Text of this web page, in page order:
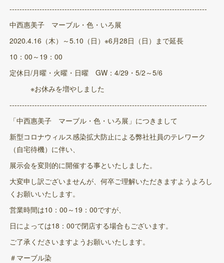
-------------------------------------------------------------------------------
中西惠美子 マーブル・色・いろ展
2020.4.16（木）～5.10（日）※6月28日（日）まで延長
10：00～19：00
定休日/月曜・火曜・日曜 GW：4/29・5/2～5/6
※お休みを増やしました
-------------------------------------------------------------------------------
「中西惠美子 マーブル・色・いろ展」につきまして
新型コロナウィルス感染拡大防止による弊社社員のテレワーク
（自宅待機）に伴い、
展示会を変則的に開催する事といたしました。
大変申し訳ございませんが、何卒ご理解いただきますようよろし
くお願いいたします。
営業時間は10：00～19：00ですが、
日によっては18：00で閉店する場合もございます。
ご了承くださいますようお願いいたします。
＃マーブル染